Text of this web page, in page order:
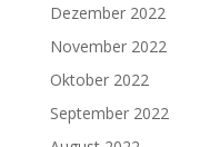
Dezember 2022
November 2022
Oktober 2022
September 2022